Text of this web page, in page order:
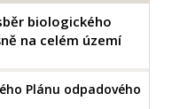
biologického
na celém území
Plánu odpadového